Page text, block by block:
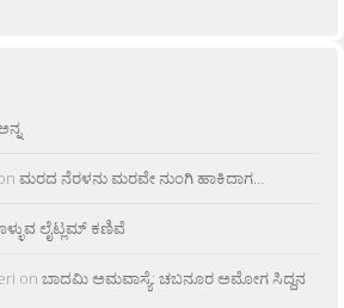
ಮರದ ನೆರಳನು ಮರವೇ ನುಂಗಿ ಹಾಕಿದಾಗ…
ಲೈಟ್ಲಮ್ ಕಣಿವೆ
on ಬಾದಮಿ ಅಮವಾಸ್ಯೆ: ಚಬನೂರ ಅಮೋಗ ಸಿದ್ದನ